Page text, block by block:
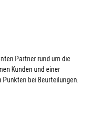
Partner rund um die
Kunden und einer
bei Beurteilungen.